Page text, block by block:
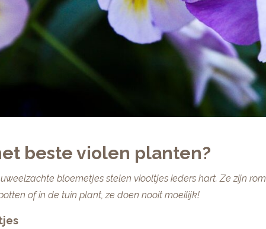
beste violen planten?
bloemetjes stelen viooltjes ieders hart. Ze zijn
of in de tuin plant, ze doen nooit moeilijk!